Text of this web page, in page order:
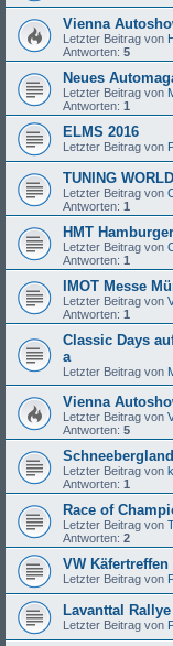
Vienna
Letzter Beitrag von
Antworten: 5
Neues
Letzter Beitrag von
Antworten: 1
ELMS 2016
Letzter Beitrag von
TUNING
Letzter Beitrag von
Antworten: 1
HMT
Letzter Beitrag von
Antworten: 1
IMOT Messe
Letzter Beitrag von
Antworten: 1
Classic Days
a
Letzter Beitrag von
Vienna
Letzter Beitrag von
Antworten: 5
Letzter Beitrag von
Antworten: 1
Race of
Letzter Beitrag von
Antworten: 2
VW
Letzter Beitrag von
Lavanttal Rallye
Letzter Beitrag von